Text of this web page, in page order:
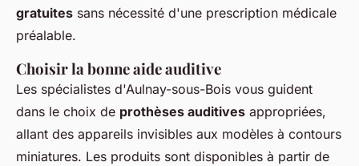
gratuites sans nécessité d'une prescription médicale
préalable.
Choisir la bonne aide auditive
Les spécialistes d'Aulnay-sous-Bois vous guident
dans le choix de prothèses auditives appropriées,
allant des appareils invisibles aux modèles à contours
miniatures. Les produits sont disponibles à partir de